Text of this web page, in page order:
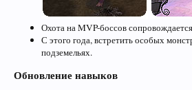
Охота на MVP-боссов
С этого года, встретить особых
подземельях.
Обновление навыков